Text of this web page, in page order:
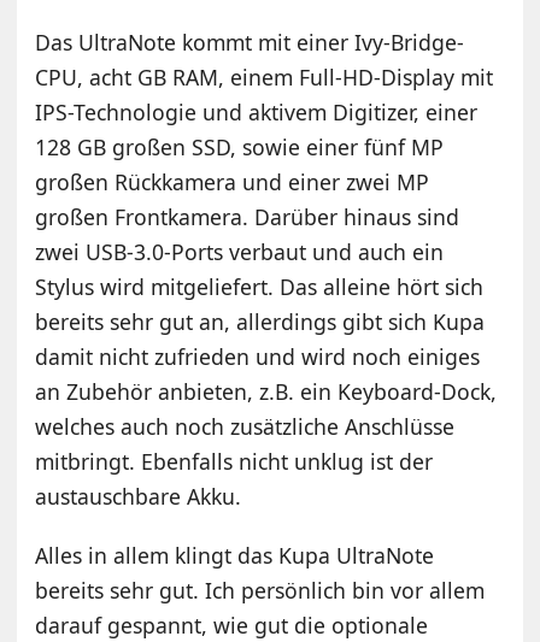
Das UltraNote kommt mit einer Ivy-Bridge-
CPU, acht GB RAM, einem Full-HD-Display mit
IPS-Technologie und aktivem Digitizer, einer
128 GB großen SSD, sowie einer fünf MP
großen Rückkamera und einer zwei MP
großen Frontkamera. Darüber hinaus sind
zwei USB-3.0-Ports verbaut und auch ein
Stylus wird mitgeliefert. Das alleine hört sich
bereits sehr gut an, allerdings gibt sich Kupa
damit nicht zufrieden und wird noch einiges
an Zubehör anbieten, z.B. ein Keyboard-Dock,
welches auch noch zusätzliche Anschlüsse
mitbringt. Ebenfalls nicht unklug ist der
austauschbare Akku.
Alles in allem klingt das Kupa UltraNote
bereits sehr gut. Ich persönlich bin vor allem
darauf gespannt, wie gut die optionale